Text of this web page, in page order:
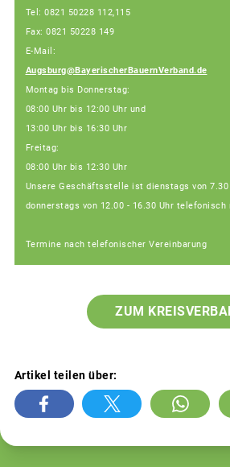
Tel: 0821 50228 112,115
Fax: 0821 50228 149
E-Mail:
Augsburg@BayerischerBauernVerband.de
Montag bis Donnerstag:
08:00 Uhr bis 12:00 Uhr und
13:00 Uhr bis 16:30 Uhr
Freitag:
08:00 Uhr bis 12:30 Uhr
Unsere Geschäftsstelle ist dienstags von 7.30
donnerstags von 12.00 - 16.30 Uhr
Termine nach telefonischer Vereinbarung
ZUM
Artikel teilen über: